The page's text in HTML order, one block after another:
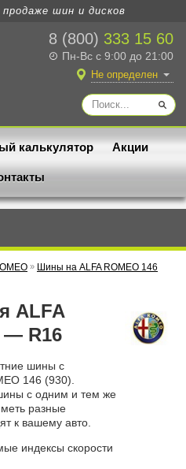
шин и дисков
8 (800) 333 15 60
Пн-Вс с 9:00 до 21:00
Не определен
калькулятор Акции
» Шины на ALFA ROMEO 146
— R16
шины с
146 (930).
с одним и тем же
разные
к вашему авто.
индексы скорости